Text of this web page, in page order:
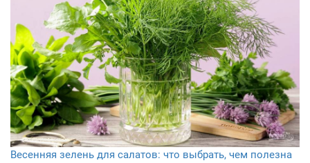
Весенняя зелень для салатов: что выбрать, чем полезна